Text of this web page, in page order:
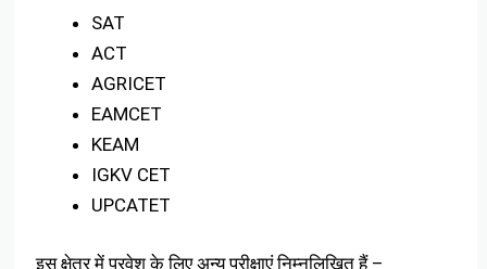
SAT
ACT
AGRICET
EAMCET
KEAM
IGKV CET
UPCATET
इस क्षेत्र में प्रवेश के लिए अन्य परीक्षाएं निम्नलिखित हैं –